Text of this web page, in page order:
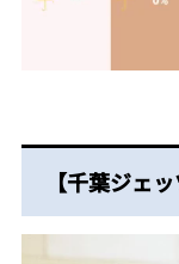
【千葉ジェ